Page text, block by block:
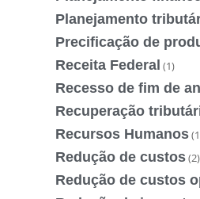
Planejamento
Precificação de
Receita Federal (1)
Recesso de fim de
Recuperação
Recursos Humanos
Redução de custos(2)
Redução de custos